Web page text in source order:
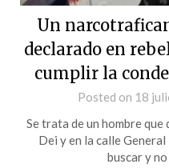
Un
declarado en
cumplir la
Posted on 18
Se trata de un hombre
Dei y en la calle
buscar y